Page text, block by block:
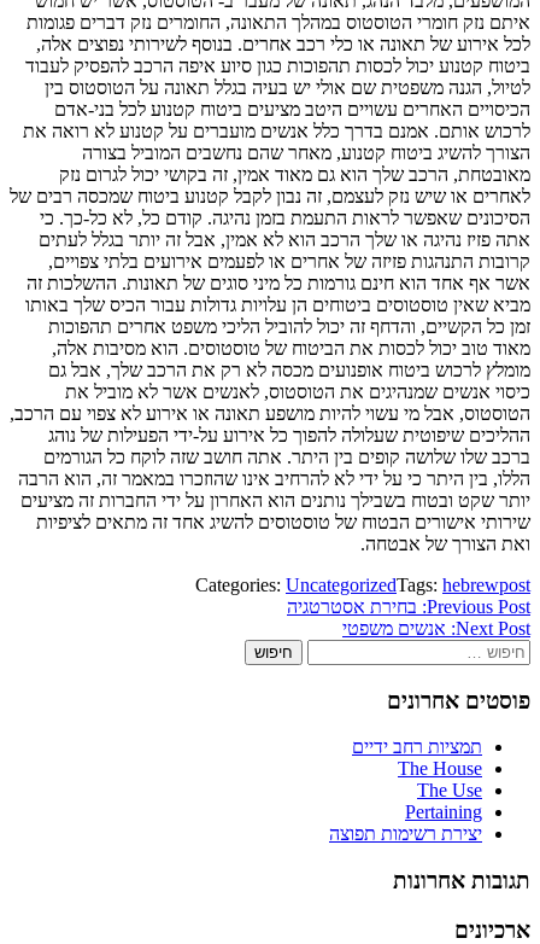
איתם נזק חומרי הטוסטוס במהלך התאונה, החומרים נזק דברים פגומות
לכל אירוע של תאונה או כלי רכב אחרים. בנוסף לשירותי נפוצים אלה,
ביטוח קטנוע יכול לכסות תהפוכות כגון סיוע איפה הרכב להפסיק לעבוד
לטיול, הגנה משפטית שם אולי יש בעיה בגלל תאונה על הטוסטוס בין
הכיסויים האחרים עשויים היטב מציעים ביטוח קטנוע לכל בני-אדם
לרכוש אותם. אמנם בדרך כלל אנשים מועברים על קטנוע לא רואה את
הצורך להשיג ביטוח קטנוע, מאחר שהם נחשבים המוביל בצורה
מאובטחת, הרכב שלך הוא גם מאוד אמין, זה בקושי יכול לגרום נזק
לאחרים או שיש נזק לעצמם, זה נבון לקבל קטנוע ביטוח שמכסה רבים של
הסיכונים שאפשר לראות התעמת בזמן נהיגה. קודם כל, לא כל-כך. כי
אתה פזיז נהיגה או שלך הרכב הוא לא אמין, אבל זה יותר בגלל לעתים
קרובות התנהגות פזיזה של אחרים או לפעמים אירועים בלתי צפויים,
אשר אף אחד הוא חינם גורמות כל מיני סוגים של תאונות. ההשלכות זה
מביא שאין טוסטוסים ביטוחים הן עלויות גדולות עבור הכיס שלך באותו
זמן כל הקשיים, והדחף זה יכול להוביל הליכי משפט אחרים תהפוכות
מאוד טוב יכול לכסות את הביטוח של טוסטוסים. הוא מסיבות אלה,
מומלץ לרכוש ביטוח אופנועים מכסה לא רק את הרכב שלך, אבל גם
כיסוי אנשים שמנהיגים את הטוסטוס, לאנשים אשר לא מוביל את
הטוסטוס, אבל מי עשוי להיות מושפע תאונה או אירוע לא צפוי עם הרכב,
ההליכים שיפוטית שעלולה להפוך כל אירוע על-ידי הפעילות של נוהג
ברכב שלו שלושה קופים בין היתר. אתה חושב שזה לוקח כל הגורמים
הללו, בין היתר כי על ידי לא להרחיב אינו שהוזכרו במאמר זה, הוא הרבה
יותר שקט ובטוח בשבילך נותנים הוא האחרון על ידי החברות זה מציעים
שירותי אישורים הבטוח של טוסטוסים להשיג אחד זה מתאים לציפיות
ואת הצורך של אבטחה.
Categories: UncategorizedTags: hebrewpost
ניווט
Previous Post: בחירת אסטרטגיה
Next Post: אנשים משפטי
חיפוש:
פוסטים אחרונים
תמציות רחב ידיים
The House
The Use
Pertaining
יצירת רשימות תפוצה
תגובות אחרונות
ארכיונים